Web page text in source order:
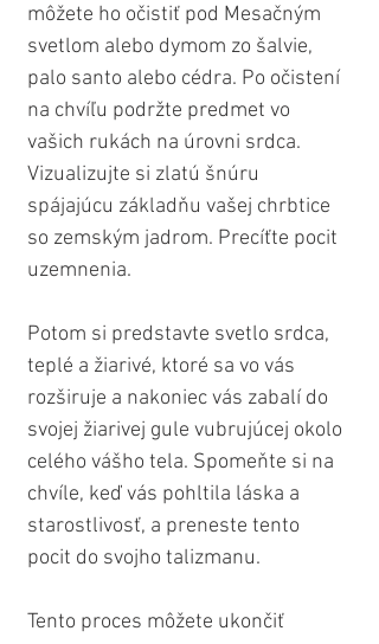
môžete ho očistiť pod Mesačným
svetlom alebo dymom zo šalvie,
palo santo alebo cédra. Po očistení
na chvíľu podržte predmet vo
vašich rukách na úrovni srdca.
Vizualizujte si zlatú šnúru
spájajúcu základňu vašej chrbtice
so zemským jadrom. Precíťte pocit
uzemnenia.
Potom si predstavte svetlo srdca,
teplé a žiarivé, ktoré sa vo vás
rozširuje a nakoniec vás zabalí do
svojej žiarivej gule vubrujúcej okolo
celého vášho tela. Spomeňte si na
chvíle, keď vás pohltila láska a
starostlivosť, a preneste tento
pocit do svojho talizmanu.
Tento proces môžete ukončiť